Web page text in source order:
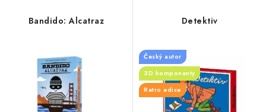
Bandido: Alcatraz Detektiv
Český autor
3D komponenty
Retro edice